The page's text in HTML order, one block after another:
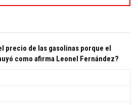
precio de las gasolinas porque el
como afirma Leonel Fernández?